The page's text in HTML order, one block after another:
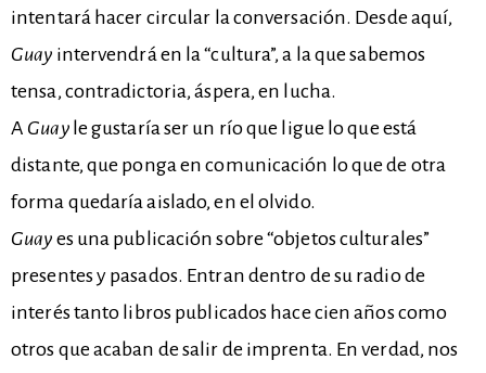
intentará hacer circular la conversación. Desde aquí,
Guay intervendrá en la “cultura”, a la que sabemos
tensa, contradictoria, áspera, en lucha.
A Guayle gustaría ser un río que ligue lo que está
distante, que ponga en comunicación lo que de otra
forma quedaría aislado, en el olvido.
Guay es una publicación sobre “objetos culturales”
presentes y pasados. Entran dentro de su radio de
interés tanto libros publicados hace cien años como
otros que acaban de salir de imprenta. En verdad, nos